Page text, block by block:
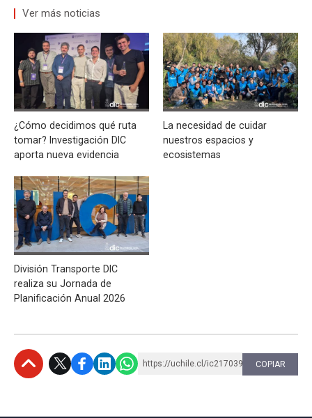
Ver más noticias
¿Cómo decidimos qué ruta
tomar? Investigación DIC
aporta nueva evidencia
La necesidad de cuidar
nuestros espacios y
ecosistemas
División Transporte DIC
realiza su Jornada de
Planificación Anual 2026
https://uchile.cl/ic217039 COPIAR